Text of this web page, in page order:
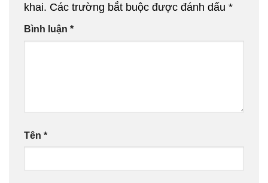
khai. Các trường bắt buộc được đánh dấu *
Bình luận *
Tên *